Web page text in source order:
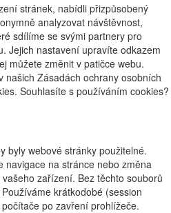
stránek, nabídli přizpůsobený
analyzovat návštěvnost,
sdílíme se svými partnery pro
Jejich nastavení upravíte odkazem
můžete změnit v patičce webu.
našich Zásadách ochrany osobních
Souhlasíte s používáním cookies?
byly webové stránky použitelné.
navigace na stránce nebo změna
zařízení. Bez těchto souborů
krátkodobé (session
po zavření prohlížeče.